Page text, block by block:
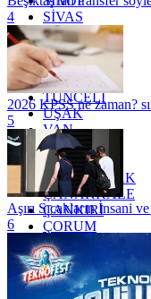
SİVAS
SİİRT
TEKİRDAĞ
TOKAT
TRABZON
TUNCELİ
UŞAK
VAN
YALOVA
YOZGAT
ZONGULDAK
ÇANAKKALE
ÇANKIRI
ÇORUM
İSTANBUL
İZMİR
ŞANLIURFA
ŞIRNAK
4
2026 KPSS ne zaman?
5
Aşırı Sıcakların İnsani
6